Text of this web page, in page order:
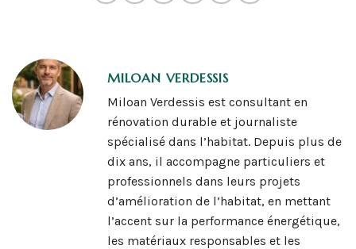
MILOAN VERDESSIS
Miloan Verdessis est consultant en
rénovation durable et journaliste
spécialisé dans l’habitat. Depuis plus de
dix ans, il accompagne particuliers et
professionnels dans leurs projets
d’amélioration de l’habitat, en mettant
l’accent sur la performance énergétique,
les matériaux responsables et les